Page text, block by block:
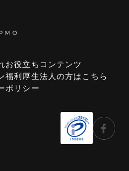
お役立ちコンテンツ
福利厚生法人の方はこちら
ポリシー